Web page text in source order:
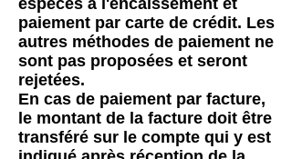
espèces à l'encaissement et
paiement par carte de crédit. Les
autres méthodes de paiement ne
sont pas proposées et seront
rejetées.
En cas de paiement par facture,
le montant de la facture doit être
transféré sur le compte qui y est